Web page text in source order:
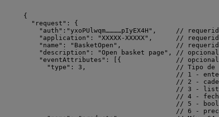
{
" request " : {
" auth " : " yxoPUlwqm…………pIyEX4H " , //
" application " : "XXXXX-XXXXX" , //
" name " : " BasketOpen " , //
"description " : "Open basket page " , //
" eventAttributes " : [{ //
" type " : 3 , // Tipo de
// 1 -
// 2 -
// 3 -
// 4 -
// 5 -
// 6 -